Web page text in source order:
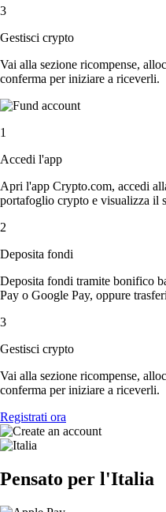
3
Gestisci crypto
Vai alla sezione ricompense,
conferma per iniziare a riceverli.
1
Accedi l'app
Apri l'app Crypto.com, accedi
portafoglio crypto e visualizza il
2
Deposita fondi
Deposita fondi tramite bonifico
Pay o Google Pay, oppure
3
Gestisci crypto
Vai alla sezione ricompense,
conferma per iniziare a riceverli.
Registrati ora
Pensato per l'Italia